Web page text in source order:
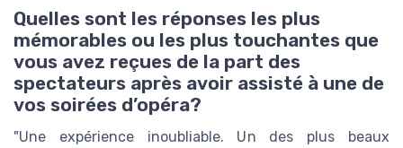
Quelles sont les réponses les plus
mémorables ou les plus touchantes que
vous avez reçues de la part des
spectateurs après avoir assisté à une de
vos soirées d’opéra?
"Une expérience inoubliable. Un des plus beaux